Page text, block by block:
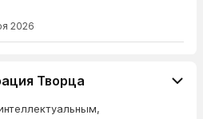
2026
Творца